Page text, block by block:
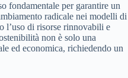
fondamentale per garantire un
radicale nei modelli di
l’uso di risorse rinnovabili e
non è solo una
ed economica, richiedendo un